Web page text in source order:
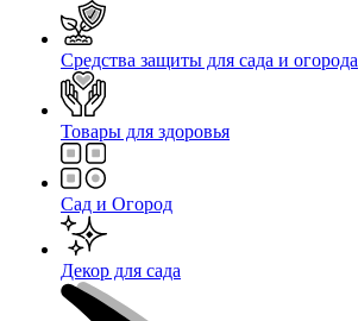
Средства защиты для сада и огорода
Товары для здоровья
Сад и Огород
Декор для сада